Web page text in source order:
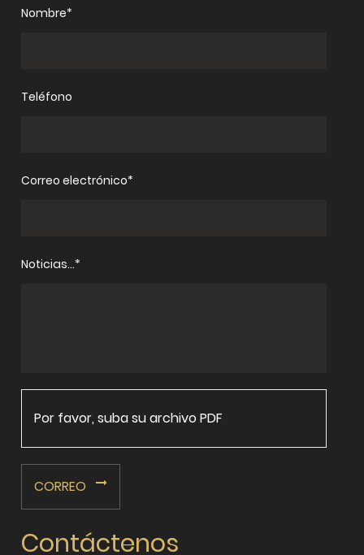
Nombre*
Teléfono
Correo electrónico*
Noticias...*
Por favor, suba su archivo PDF
CORREO
Contáctenos